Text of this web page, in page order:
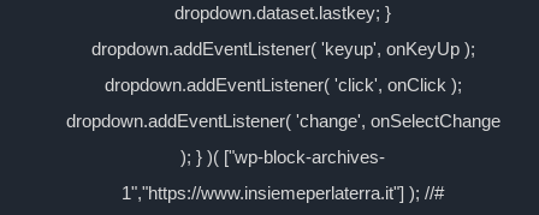
dropdown.dataset.lastkey; }
dropdown.addEventListener( 'keyup', onKeyUp );
dropdown.addEventListener( 'click', onClick );
dropdown.addEventListener( 'change', onSelectChange
); } )( ["wp-block-archives-
1","https://www.insiemeperlaterra.it"] ); //#